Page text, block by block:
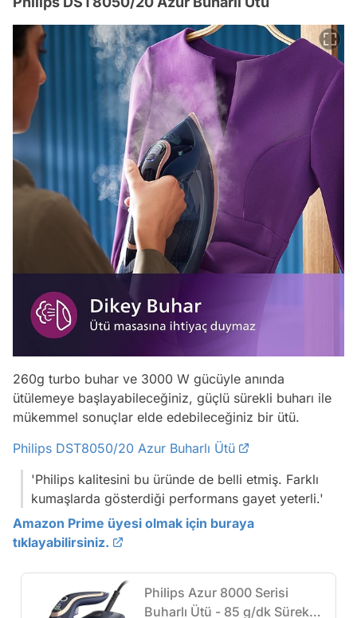
260g turbo buhar ve 3000 W gücüyle anında
ütülemeye başlayabileceğiniz, güçlü sürekli buharı ile
mükemmel sonuçlar elde edebileceğiniz bir ütü.
Philips DST8050/20 Azur Buharlı Ütü
'Philips kalitesini bu üründe de belli etmiş. Farklı
kumaşlarda gösterdiği performans gayet yeterli.'
Amazon Prime üyesi olmak için buraya
tıklayabilirsiniz.
Philips Azur 8000 Serisi
Buharlı Ütü - 85 g/dk Sürekli